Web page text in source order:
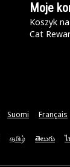
Moje
Koszyk
Cat
Suomi Français
தமிழ் తెలుగు